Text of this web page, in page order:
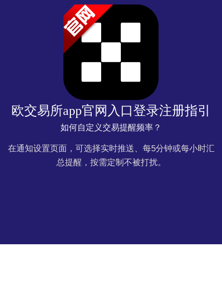
欧交易所app官网入口登录注册指引
如何自定义交易提醒频率？
在通知设置页面，可选择实时推送、每5分钟或每小时汇
总提醒，按需定制不被打扰。